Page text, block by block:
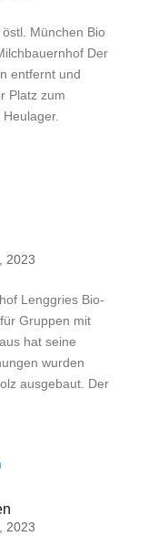
München Bio
Der
entfernt und
Platz zum
2023
Lenggries Bio-
Gruppen mit
hat seine
wurden
ausgebaut. Der
2023